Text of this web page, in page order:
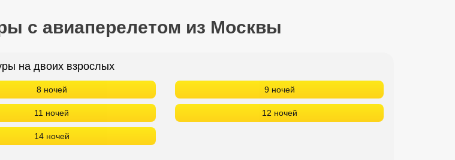
с авиаперелетом из Москвы
на двоих взрослых
8 ночей 9 ночей
11 ночей 12 ночей
14 ночей